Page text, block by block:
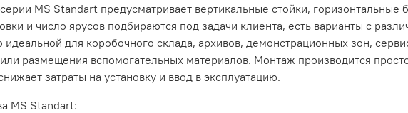
MS Standart предусматривает вертикальные стойки, горизонтальные
и число ярусов подбираются под задачи клиента, есть варианты с
идеальной для коробочного склада, архивов, демонстрационных зон,
или размещения вспомогательных материалов. Монтаж производится
затраты на установку и ввод в эксплуатацию.
MS Standart: